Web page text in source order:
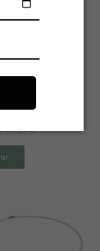
925 Veneziana 45
sem juros